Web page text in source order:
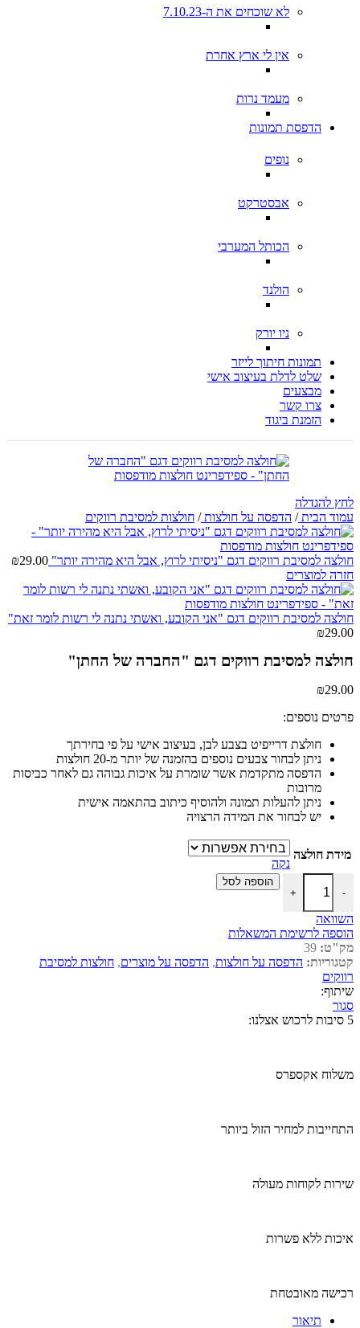
לא שוכחים את ה-7.10.23
אין לי ארץ אחרת
מעמד נרות
הדפסת תמונות
נופים
אבסטרקט
הכותל המערבי
הולנד
ניו יורק
תמונות חיתוך לייזר
שלט לדלת בעיצוב אישי
מבצעים
צרו קשר
הזמנת ביגוד
לחץ להגדלה
עמוד הבית/ הדפסה על חולצות/ חולצות למסיבת רווקים
חולצה למסיבת רווקים דגם "ניסיתי לרוץ, אבל היא מהירה יותר" ₪29.00
חזרה למוצרים
חולצה למסיבת רווקים דגם "אני הקובע, ואשתי נתנה לי רשות לומר זאת"
₪29.00
חולצה למסיבת רווקים דגם "החברה של החתן"
₪29.00
פרטים נוספים:
חולצת דרייפיט בצבע לבן, בעיצוב אישי על פי בחירתך
ניתן לבחור צבעים נוספים בהזמנה של יותר מ-20 חולצות
הדפסה מתקדמת אשר שומרת על איכות גבוהה גם לאחר כביסות
מרובות
ניתן להעלות תמונה ולהוסיף כיתוב בהתאמה אישית
יש לבחור את המידה הרצויה
מידת חולצה
נקה
-
כמות של חולצה למסיבת רווקים דגם "החברה של החתן"
+
הוספה לסל
השוואה
הוספה לרשימת המשאלות
מק"ט: 39
קטגוריות: הדפסה על חולצות, הדפסה על מוצרים, חולצות למסיבת
רווקים
שיתוף:
סגור
5 סיבות לרכוש אצלנו:
משלוח אקספרס
התחייבות למחיר הזול ביותר
שירות לקוחות מעולה
איכות ללא פשרות
רכישה מאובטחת
תיאור